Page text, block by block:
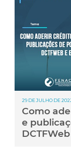
29 DE JULHO DE
Como
e